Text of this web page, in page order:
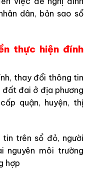
dân, bản sao sổ
thực hiện đính
thay đổi thông tin
đất đai ở địa phương
quận, huyện, thị
trên sổ đỏ, người
nguyên môi trường
hợp